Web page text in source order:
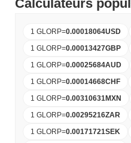
Calculateurs
1 GLORP=0.00018064USD
1 GLORP=0.00013427GBP
1 GLORP=0.00025684AUD
1 GLORP=0.00014668CHF
1 GLORP=0.00310631MXN
1 GLORP=0.00295216ZAR
1 GLORP=0.00171721SEK